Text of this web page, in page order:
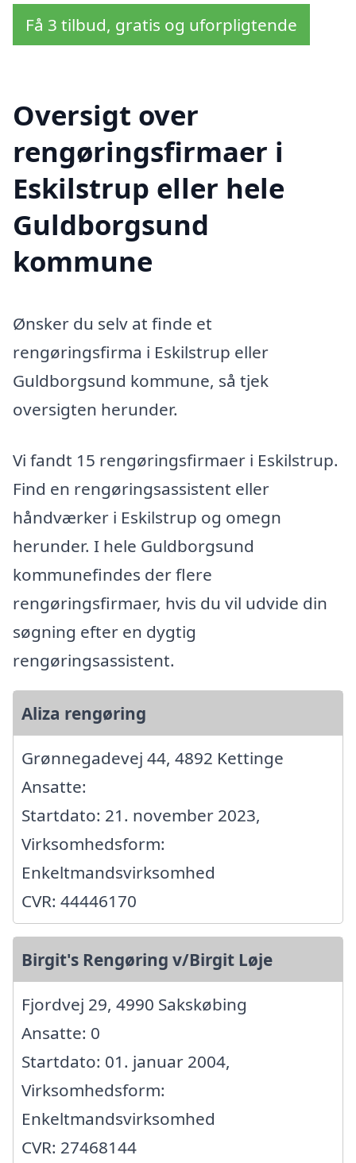
Få 3 tilbud, gratis og uforpligtende
Oversigt over
rengøringsfirmaer i
Eskilstrup eller hele
Guldborgsund
kommune
Ønsker du selv at finde et
rengøringsfirma i Eskilstrup eller
Guldborgsund kommune, så tjek
oversigten herunder.
Vi fandt 15 rengøringsfirmaer i Eskilstrup.
Find en rengøringsassistent eller
håndværker i Eskilstrup og omegn
herunder. I hele Guldborgsund
kommunefindes der flere
rengøringsfirmaer, hvis du vil udvide din
søgning efter en dygtig
rengøringsassistent.
Aliza rengøring
Grønnegadevej 44, 4892 Kettinge
Ansatte:
Startdato: 21. november 2023,
Virksomhedsform:
Enkeltmandsvirksomhed
CVR: 44446170
Birgit's Rengøring v/Birgit Løje
Fjordvej 29, 4990 Sakskøbing
Ansatte: 0
Startdato: 01. januar 2004,
Virksomhedsform:
Enkeltmandsvirksomhed
CVR: 27468144